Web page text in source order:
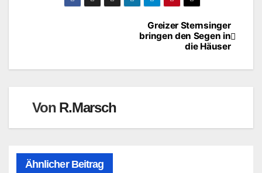
BeitragsnavigationGreizer Sternsinger
bringen den Segen in
die Häuser
Von R.Marsch
Ähnlicher Beitrag